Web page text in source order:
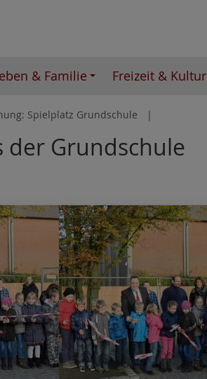
& Familie Freizeit & Kultur
Spielplatz Grundschule
der Grundschule